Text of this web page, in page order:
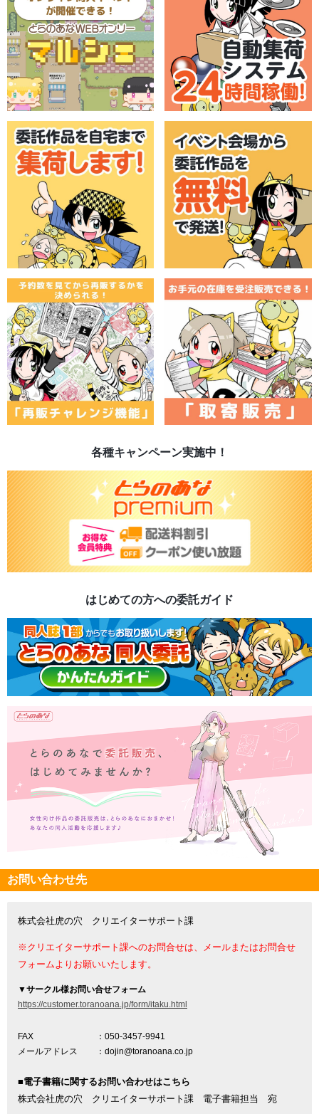
各種キャンペーン実施中！
はじめての方への委託ガイド
お問い合わせ先
株式会社虎の穴 クリエイターサポート課
※クリエイターサポート課へのお問合せは、メールまたはお問合せ
フォームよりお願いいたします。
▼サークル様お問い合せフォーム
https://customer.toranoana.jp/form/itaku.html
FAX
：050-3457-9941
メールアドレス
：dojin@toranoana.co.jp
■電子書籍に関するお問い合わせはこちら
株式会社虎の穴 クリエイターサポート課 電子書籍担当 宛